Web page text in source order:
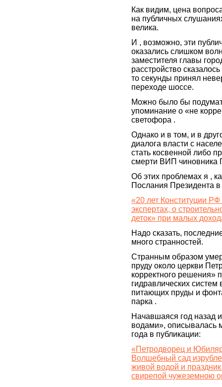
Как видим, цена
на публичных
велика.
И , возможно, эти
оказались слишком
заместителя главы
расстройство
то секунды принял
переходе шоссе.
Можно было бы
упоминание о «не
светофора .
Однако и в том, и в
диалога власти с
стать косвенной либо
смерти ВИП чиновника
Об этих проблемах я ,
Послания Президента в
«20 лет Конституции
экспертах, о
деток» при малых
Надо сказать,
много странностей.
Странным образом
пруду около церкви
корректного решения»
гидравлических
питающих пруды и
парка .
Начавшаяся год назад
водами», описывалась
года в публикации:
«Петродворец и
Волшебный сад
живой водой и
свирепой чужеземною